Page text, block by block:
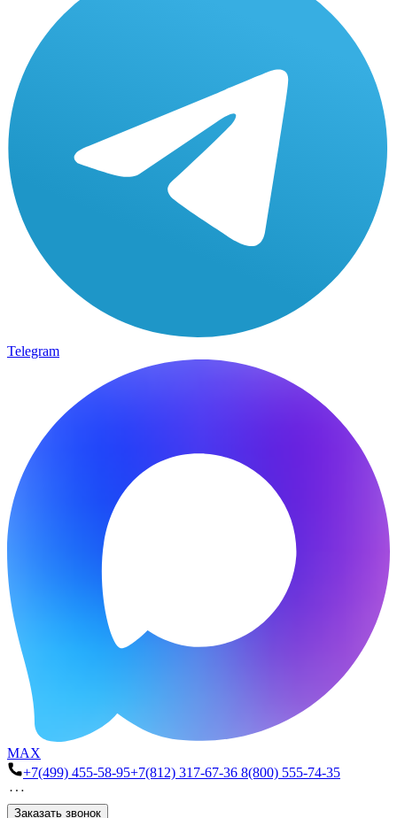
Telegram
MAX
+7(499) 455-58-95+7(812) 317-67-36 8(800) 555-74-35
Заказать звонок